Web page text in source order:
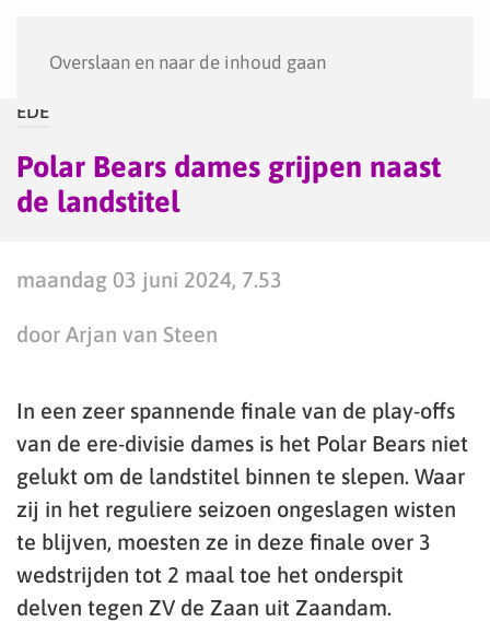
Overslaan en naar de inhoud gaan
EDE
Polar Bears dames grijpen naast
de landstitel
maandag 03 juni 2024, 7.53
door Arjan van Steen
In een zeer spannende finale van de play-offs
van de ere-divisie dames is het Polar Bears niet
gelukt om de landstitel binnen te slepen. Waar
zij in het reguliere seizoen ongeslagen wisten
te blijven, moesten ze in deze finale over 3
wedstrijden tot 2 maal toe het onderspit
delven tegen ZV de Zaan uit Zaandam.